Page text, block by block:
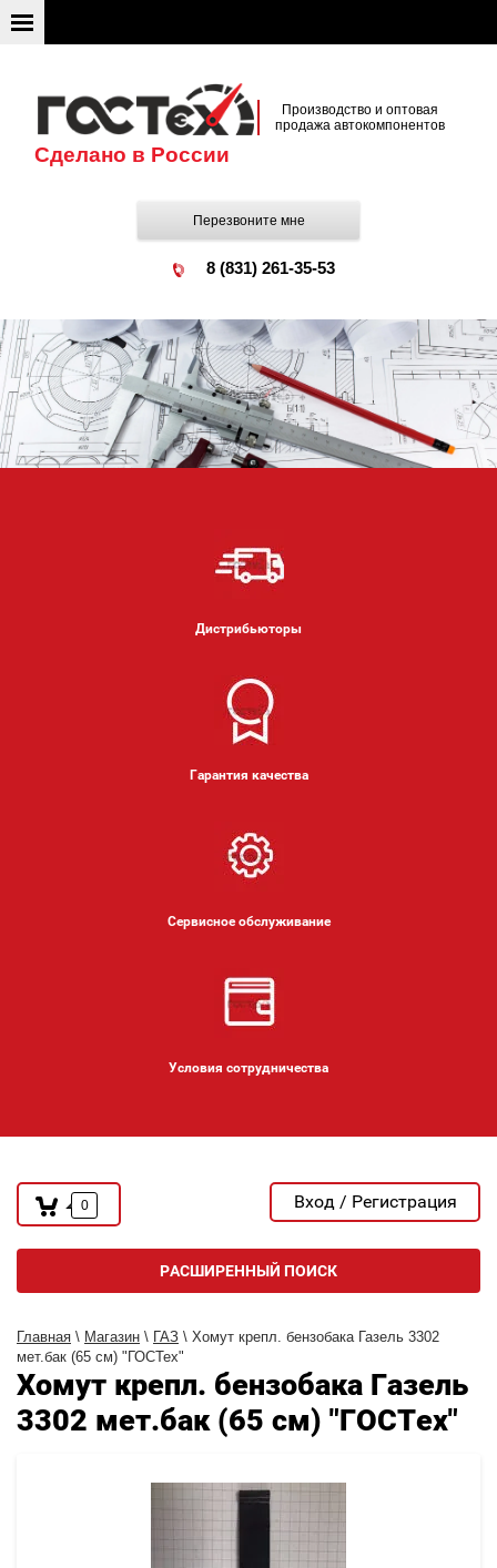
Сделано в России
Производство и оптовая
продажа автокомпонентов
Перезвоните мне
8 (831) 261-35-53
Дистрибьюторы
Гарантия качества
Сервисное обслуживание
Условия сотрудничества
0 Вход / Регистрация
РАСШИРЕННЫЙ ПОИСК
Главная \ Магазин \ ГАЗ \ Хомут крепл. бензобака Газель 3302
мет.бак (65 см) "ГОСТех"
Хомут крепл. бензобака Газель
3302 мет.бак (65 см) "ГОСТех"